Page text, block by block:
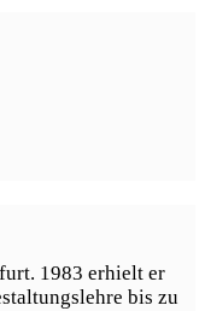
1983 erhielt er
bis zu